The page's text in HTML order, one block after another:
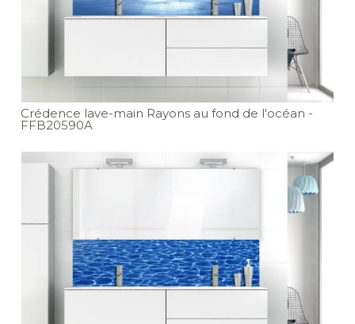
Crédence lave-main Rayons au fond de l'océan -
FFB20590A